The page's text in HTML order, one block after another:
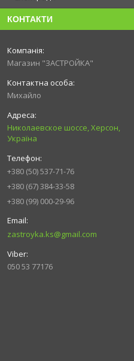
КОНТАКТИ
Магазин "ЗАСТРОЙКА"
Михайло
Николаевское шоссе, Херсон,
Україна
+380 (50) 537-71-76
+380 (67) 384-33-58
+380 (99) 000-29-96
zastroyka.ks@gmail.com
050 53 77176